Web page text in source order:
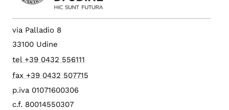
via Palladio 8
33100 Udine
tel +39 0432 556111
fax +39 0432 507715
p.iva 01071600306
c.f. 80014550307